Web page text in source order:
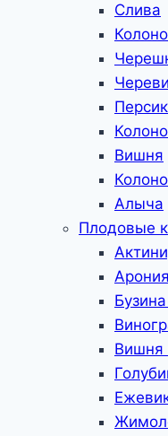
Слива
Персик
Вишня
Алыча
Плодовые
Вишня